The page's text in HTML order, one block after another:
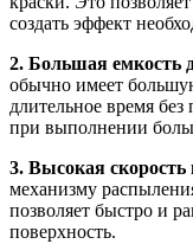
создать эффект
2. Большая емкость
обычно имеет
длительное время
при выполнении
3. Высокая скорость
механизму
позволяет быстро и
поверхность.